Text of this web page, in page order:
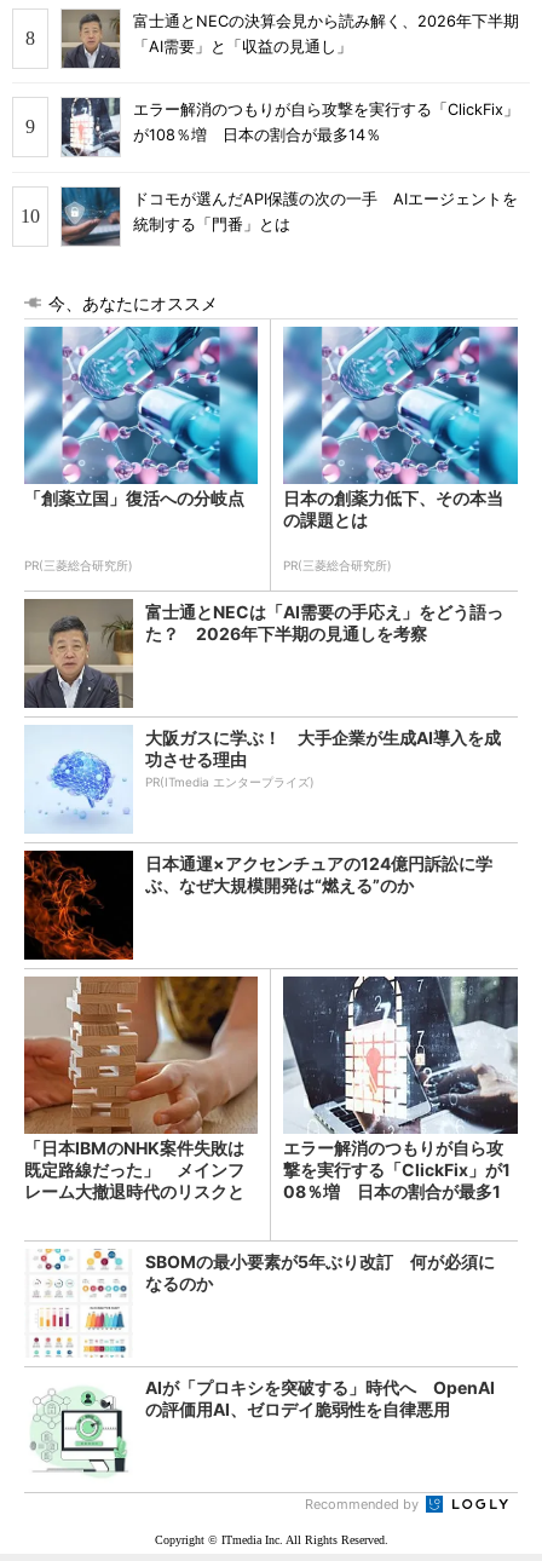
富士通とNECの決算会見から読み解く、2026年下半期
「AI需要」と「収益の見通し」
エラー解消のつもりが自ら攻撃を実行する「ClickFix」
が108％増 日本の割合が最多14％
ドコモが選んだAPI保護の次の一手 AIエージェントを
統制する「門番」とは
今、あなたにオススメ
「創薬立国」復活への分岐点
PR(三菱総合研究所)
日本の創薬力低下、その本当
の課題とは
PR(三菱総合研究所)
富士通とNECは「AI需要の手応え」をどう語っ
た？ 2026年下半期の見通しを考察
大阪ガスに学ぶ！ 大手企業が生成AI導入を成
功させる理由
PR(ITmedia エンタープライズ)
日本通運×アクセンチュアの124億円訴訟に学
ぶ、なぜ大規模開発は“燃える”のか
「日本IBMのNHK案件失敗は
既定路線だった」 メインフ
レーム大撤退時代のリスクと
エラー解消のつもりが自ら攻
撃を実行する「ClickFix」が1
08％増 日本の割合が最多1
SBOMの最小要素が5年ぶり改訂 何が必須に
なるのか
AIが「プロキシを突破する」時代へ OpenAI
の評価用AI、ゼロデイ脆弱性を自律悪用
Recommended by
Copyright © ITmedia Inc. All Rights Reserved.